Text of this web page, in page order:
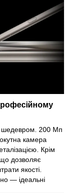
шедевром. 200 Мп
камера
Крім
дозволяє
якості.
— ідеальні